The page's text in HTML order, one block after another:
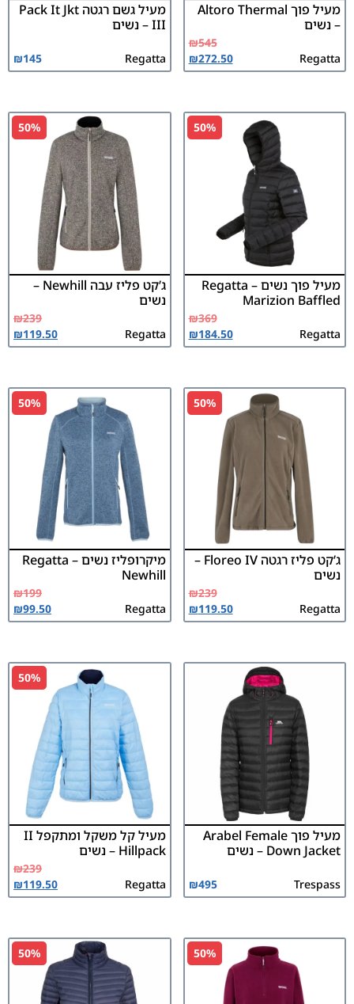
מעיל פוך Altoro Thermal
– נשים
Regatta
₪545
₪272.50
מעיל גשם רגטה Pack It Jkt
III – נשים
Regatta
₪145
50%
מעיל פוך נשים Regatta –
Marizion Baffled
Regatta
₪369
₪184.50
50%
ג’קט פליז עבה Newhill –
נשים
Regatta
₪239
₪119.50
50%
ג’קט פליז רגטה Floreo IV –
נשים
Regatta
₪239
₪119.50
50%
מיקרופליז נשים Regatta –
Newhill
Regatta
₪199
₪99.50
מעיל פוך Arabel Female
Down Jacket – נשים
Trespass
₪495
50%
מעיל קל משקל ומתקפל II
Hillpack – נשים
Regatta
₪239
₪119.50
50%
50%